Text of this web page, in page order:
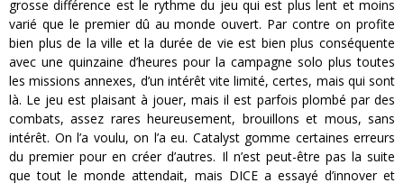
grosse différence est le rythme du jeu qui est plus lent et moins
varié que le premier dû au monde ouvert. Par contre on profite
bien plus de la ville et la durée de vie est bien plus conséquente
avec une quinzaine d’heures pour la campagne solo plus toutes
les missions annexes, d’un intérêt vite limité, certes, mais qui sont
là. Le jeu est plaisant à jouer, mais il est parfois plombé par des
combats, assez rares heureusement, brouillons et mous, sans
intérêt. On l’a voulu, on l’a eu. Catalyst gomme certaines erreurs
du premier pour en créer d’autres. Il n’est peut-être pas la suite
que tout le monde attendait, mais DICE a essayé d’innover et